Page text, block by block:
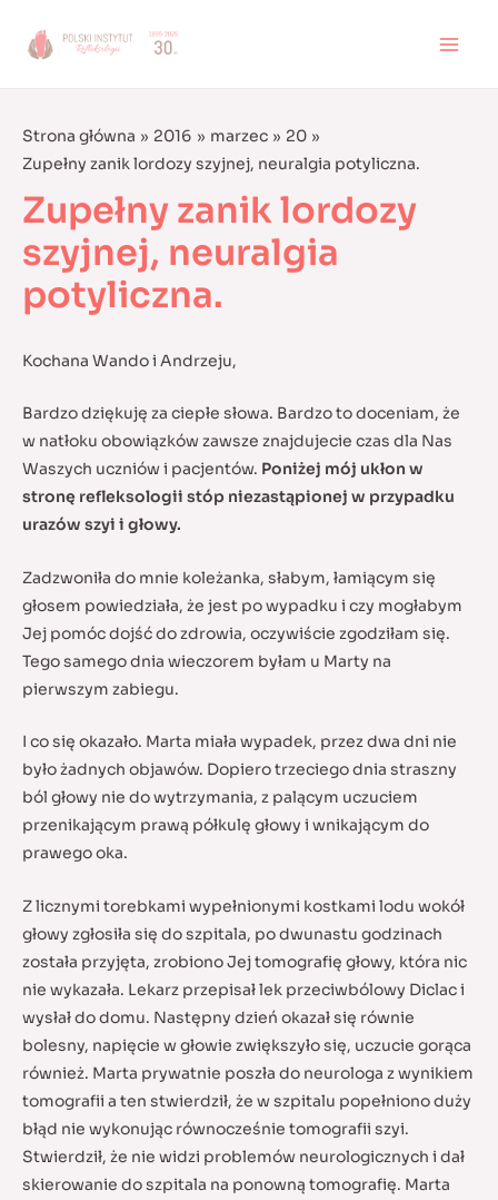
Strona główna 2016 marzec
20
Zupełny zanik lordozy szyjnej, neuralgia potyliczna.
Zupełny zanik lordozy
szyjnej, neuralgia
potyliczna.
Kochana Wando i Andrzeju,
Bardzo dziękuję za ciepłe słowa. Bardzo to doceniam, że
w natłoku obowiązków zawsze znajdujecie czas dla Nas
Waszych uczniów i pacjentów. Poniżej mój ukłon w
stronę refleksologii stóp niezastąpionej w przypadku
urazów szyi i głowy.
Zadzwoniła do mnie koleżanka, słabym, łamiącym się
głosem powiedziała, że jest po wypadku i czy mogłabym
Jej pomóc dojść do zdrowia, oczywiście zgodziłam się.
Tego samego dnia wieczorem byłam u Marty na
pierwszym zabiegu.
I co się okazało. Marta miała wypadek, przez dwa dni nie
było żadnych objawów. Dopiero trzeciego dnia straszny
ból głowy nie do wytrzymania, z palącym uczuciem
przenikającym prawą półkulę głowy i wnikającym do
prawego oka.
Z licznymi torebkami wypełnionymi kostkami lodu wokół
głowy zgłosiła się do szpitala, po dwunastu godzinach
została przyjęta, zrobiono Jej tomografię głowy, która nic
nie wykazała. Lekarz przepisał lek przeciwbólowy Diclac i
wysłał do domu. Następny dzień okazał się równie
bolesny, napięcie w głowie zwiększyło się, uczucie gorąca
również. Marta prywatnie poszła do neurologa z wynikiem
tomografii a ten stwierdził, że w szpitalu popełniono duży
błąd nie wykonując równocześnie tomografii szyi.
Stwierdził, że nie widzi problemów neurologicznych i dał
skierowanie do szpitala na ponowną tomografię. Marta